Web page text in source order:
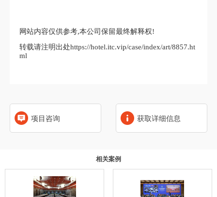
网站内容仅供参考,本公司保留最终解释权!
转载请注明出处https://hotel.itc.vip/case/index/art/8857.ht
ml
项目咨询 获取详细信息
相关案例